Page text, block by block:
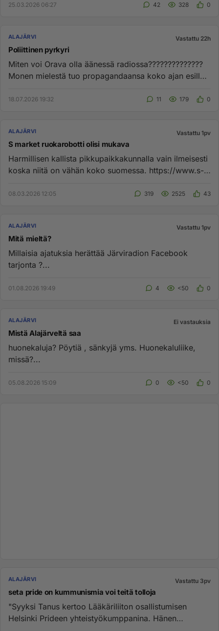
25.03.2026 06:27 42 328 0
ALAJÄRVI Vastattu 22h
Poliittinen pyrkyri
Miten voi Orava olla äänessä radiossa??????????????
Monen mielestä tuo propagandaansa koko ajan esille!
18.07.2026 19:32 11 179 0
ALAJÄRVI Vastattu 1pv
S market ruokarobotti olisi mukava
Harmillisen kallista pikkupaikkakunnalla vain ilmeisesti
koska niitä on vähän koko suomessa. https://www.s-
08.03.2026 12:05 319 2525 43
ALAJÄRVI Vastattu 1pv
Mitä mieltä?
Millaisia ajatuksia herättää Järviradion Facebook
tarjonta ?...
01.08.2026 19:49 4 <50 0
ALAJÄRVI Ei vastauksia
Mistä Alajärveltä saa
huonekaluja? Pöytiä , sänkyjä yms. Huonekaluliike,
missä?...
05.08.2026 15:09 0 <50 0
ALAJÄRVI Vastattu 3pv
seta pride on kummunismia voi teitä tolloja
"Syyksi Tanus kertoo Lääkäriliiton osallistumisen
Helsinki Prideen yhteistyökumppanina. Hänen